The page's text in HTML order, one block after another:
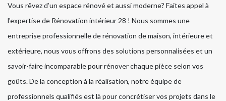
Vous rêvez d’un espace rénové et aussi moderne? Faites appel à
l'expertise de Rénovation intérieur 28 ! Nous sommes une
entreprise professionnelle de rénovation de maison, intérieure et
extérieure, nous vous offrons des solutions personnalisées et un
savoir-faire incomparable pour rénover chaque pièce selon vos
goûts. De la conception à la réalisation, notre équipe de
professionnels qualifiés est là pour concrétiser vos projets dans le